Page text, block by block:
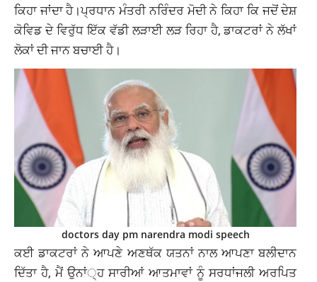
ਕਿਹਾ ਜਾਂਦਾ ਹੈ।ਪ੍ਰਧਾਨ ਮੰਤਰੀ ਨਰਿੰਦਰ ਮੋਦੀ ਨੇ ਕਿਹਾ ਕਿ ਜਦੋਂ ਦੇਸ਼
ਕੋਵਿਡ ਦੇ ਵਿਰੁੱਧ ਇੱਕ ਵੱਡੀ ਲੜਾਈ ਲੜ ਰਿਹਾ ਹੈ, ਡਾਕਟਰਾਂ ਨੇ ਲੱਖਾਂ
ਲੋਕਾਂ ਦੀ ਜਾਨ ਬਚਾਈ ਹੈ।
doctors day pm narendra modi speech
ਕਈ ਡਾਕਟਰਾਂ ਨੇ ਆਪਣੇ ਅਣਥੱਕ ਯਤਨਾਂ ਨਾਲ ਆਪਣਾ ਬਲੀਦਾਨ
ਦਿੱਤਾ ਹੈ, ਮੈਂ ਉਨਾਂ੍ਹ ਸਾਰੀਆਂ ਆਤਮਾਵਾਂ ਨੂੰ ਸਰਧਾਂਜਲੀ ਅਰਪਿਤ